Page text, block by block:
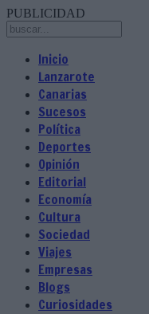
PUBLICIDAD
Inicio
Lanzarote
Canarias
Sucesos
Política
Deportes
Opinión
Editorial
Economía
Cultura
Sociedad
Viajes
Empresas
Blogs
Curiosidades